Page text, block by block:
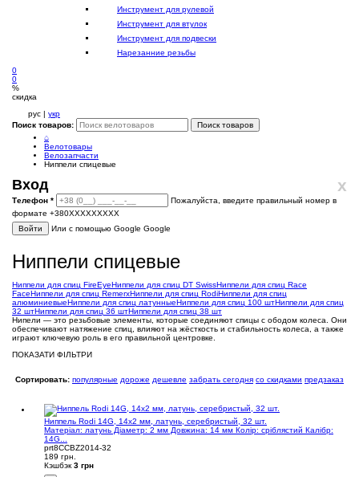
Инструмент для рулевой
Инструмент для втулок
Инструмент для подвески
Нарезанние резьбы
0
0
%
скидка
рус | укр
Поиск товаров:
Поиск товаров
⌂
Велотовары
Велозапчасти
Ниппели спицевые
x
Вход
Телефон *
Пожалуйста, введите правильный номер в
формате +380XXXXXXXXX
Войти
Или с помощью Google Google
Ниппели спицевые
Ниппели для спиц FireEyeНиппели для спиц DT SwissНиппели для спиц Race
FaceНиппели для спиц RemerxНиппели для спиц RodiНиппели для спиц
алюминиевыеНиппели для спиц латунныеНиппели для спиц 100 штНиппели для спиц
32 штНиппели для спиц 36 штНиппели для спиц 38 шт
Нипели — это резьбовые элементы, которые соединяют спицы с ободом колеса. Они
обеспечивают натяжение спиц, влияют на жёсткость и стабильность колеса, а также
играют ключевую роль в его правильной центровке.
ПОКАЗАТИ ФІЛЬТРИ
Сортировать: популярные дороже дешевле забрать сегодня со скидками предзаказ
Ниппель Rodi 14G, 14x2 мм, латунь, серебристый, 32 шт.
Матеріал: латунь Діаметр: 2 мм Довжина: 14 мм Колір: сріблястий Калібр:
14G...
prt8CCBZ2014-32
189 грн.
Кэшбэк 3 грн